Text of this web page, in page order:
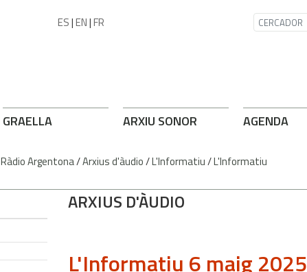
ES|EN|FR
GRAELLA ARXIU SONOR AGENDA
Ràdio Argentona/Arxius d'àudio/L'Informatiu/L'Informatiu
ARXIUS D'ÀUDIO
L'Informatiu 6 maig 2025